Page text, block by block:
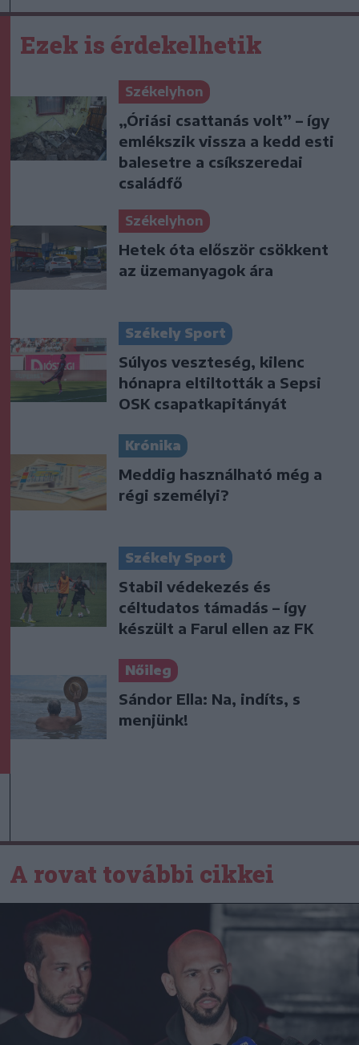
Ezek is érdekelhetik
Székelyhon
„Óriási csattanás volt” – így
emlékszik vissza a kedd esti
balesetre a csíkszeredai
családfő
Székelyhon
Hetek óta először csökkent
az üzemanyagok ára
Székely Sport
Súlyos veszteség, kilenc
hónapra eltiltották a Sepsi
OSK csapatkapitányát
Krónika
Meddig használható még a
régi személyi?
Székely Sport
Stabil védekezés és
céltudatos támadás – így
készült a Farul ellen az FK
Nőileg
Sándor Ella: Na, indíts, s
menjünk!
A rovat további cikkei